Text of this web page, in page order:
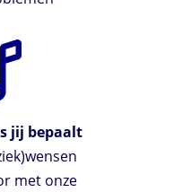
jij bepaalt
met onze